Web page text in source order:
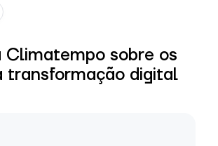
Climatempo sobre os
transformação digital